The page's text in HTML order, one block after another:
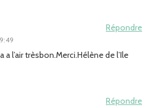
Répondre
a l’air trèsbon.Merci.Hélène de l’Ile
Répondre